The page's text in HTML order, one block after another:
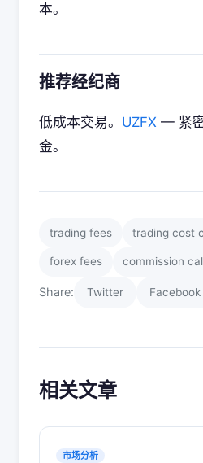
本。
推荐经纪商
低成本交易。 UZFX — 紧
金。
trading fees trading cost
forex fees commission
Share: Twitter Facebook
相关文章
市场分析